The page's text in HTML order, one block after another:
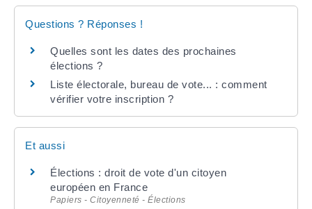
Questions ? Réponses !
Quelles sont les dates des prochaines
élections ?
Liste électorale, bureau de vote... : comment
vérifier votre inscription ?
Et aussi
Élections : droit de vote d'un citoyen
européen en France
Papiers - Citoyenneté - Élections